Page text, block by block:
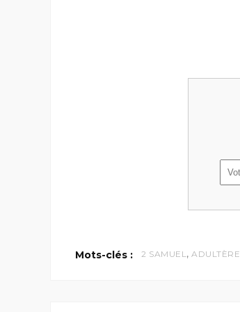
Mots-clés : 2 SAMUEL, ADULTÈRE